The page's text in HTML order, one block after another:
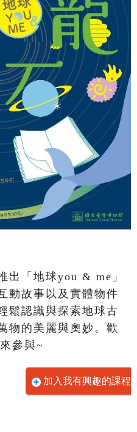
出「地球you & me」
動故事以及實體物件
鬆認識與探索地球古
物的美麗與奧妙。歡
參與~
加入我有興趣的課程